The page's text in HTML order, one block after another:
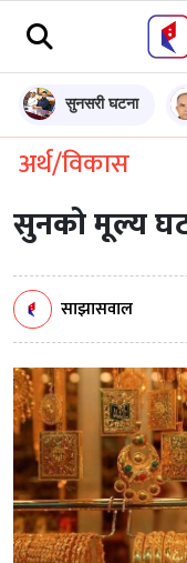
सुनसरी घटना
अर्थ/विकास
सुनको मूल्य
साझासवाल